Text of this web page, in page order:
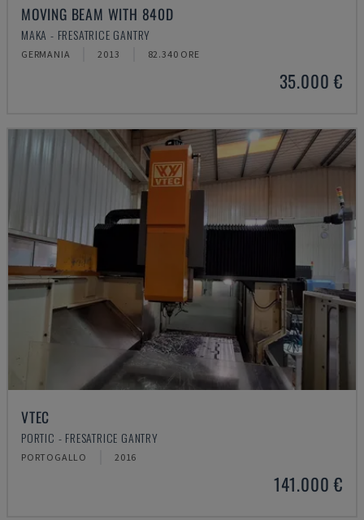
MOVING BEAM WITH 840D
MAKA - FRESATRICE GANTRY
GERMANIA 2013 82.340 ORE
35.000 €
VTEC
PORTIC - FRESATRICE GANTRY
PORTOGALLO 2016
141.000 €